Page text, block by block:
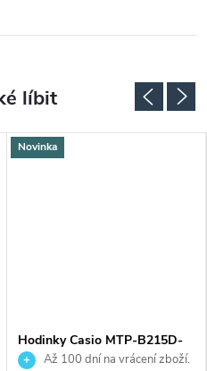
Novinka
Hodinky Casio MTP-B215D-
7AVERAž 100 dní na vrácení zboží.